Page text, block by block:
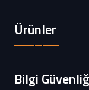
Ürünler
Bilgi